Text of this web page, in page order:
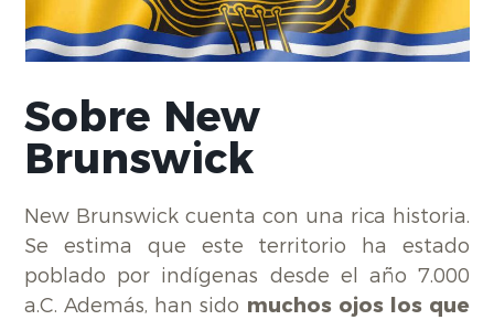
Sobre New
Brunswick
New Brunswick cuenta con una rica historia.
Se estima que este territorio ha estado
poblado por indígenas desde el año 7.000
a.C. Además, han sido muchos ojos los que